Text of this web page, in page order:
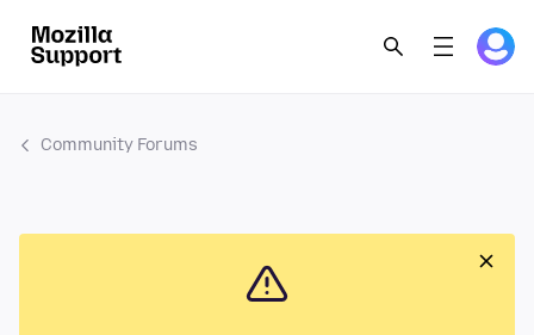
Community Forums